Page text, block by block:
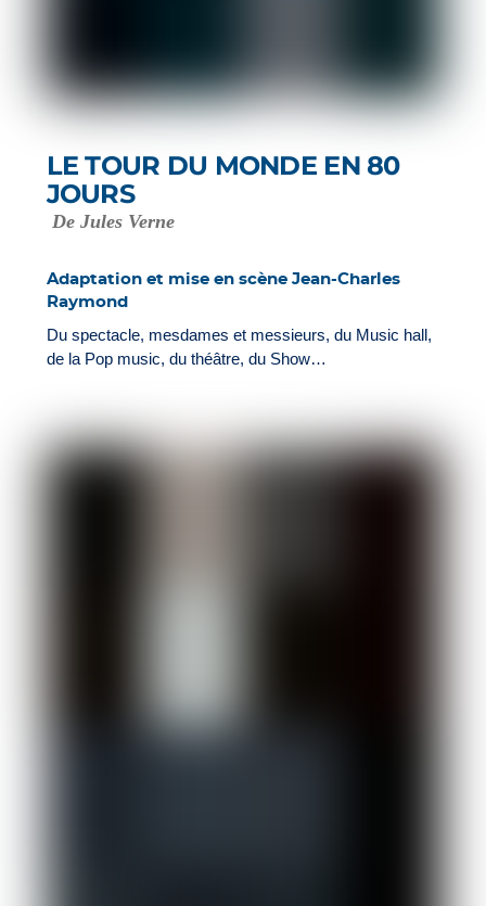
LE TOUR DU MONDE EN 80
JOURS
De Jules Verne
Adaptation et mise en scène Jean-Charles
Raymond
Du spectacle, mesdames et messieurs, du Music hall,
de la Pop music, du théâtre, du Show…